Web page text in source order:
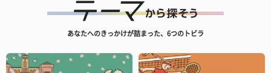
あなたへのきっかけが詰まった、6つのトビラ